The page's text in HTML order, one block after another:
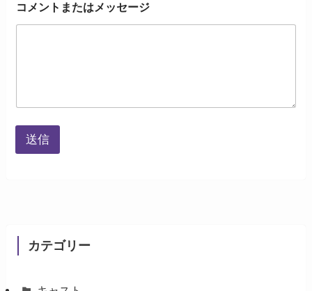
メ
ン
ー
ジ
メ
ス
ト
コメントまたはメッセージ
送信
カテゴリー